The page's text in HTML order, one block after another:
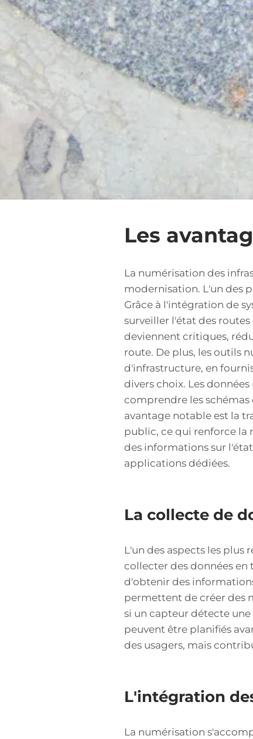
Les
La numérisation des
modernisation. L'un des
Grâce à l'intégration de
surveiller l'état des
deviennent critiques,
route. De plus, les outils
d'infrastructure, en
divers choix. Les
comprendre les
avantage notable est la
public, ce qui renforce la
des informations sur
applications dédiées.
La collecte de
L'un des aspects les
collecter des données en
d'obtenir des
permettent de créer des
si un capteur détecte
peuvent être planifiés
des usagers, mais
L'intégration
La numérisation